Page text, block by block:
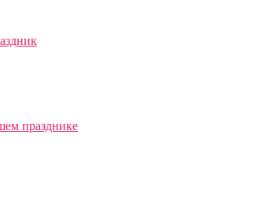
празднике